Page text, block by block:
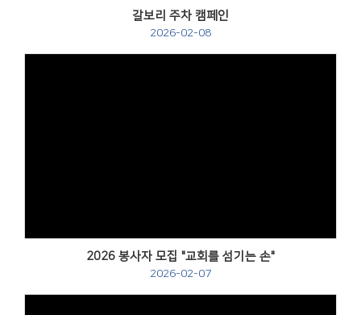
갈보리 주차 캠페인
2026-02-08
2026 봉사자 모집 "교회를 섬기는 손"
2026-02-07